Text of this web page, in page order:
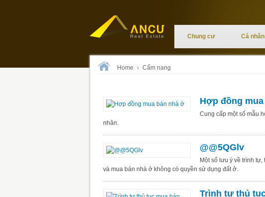
Chung cư Cá nhân
Home › Cẩm nang
Hợp đồng
Cung cấp một số mẫu
nhân.
@@5QGlv
Một số lưu ý về trình
và mua bán nhà ở không có quyền sử dụng đất ở.
Trình tự thủ